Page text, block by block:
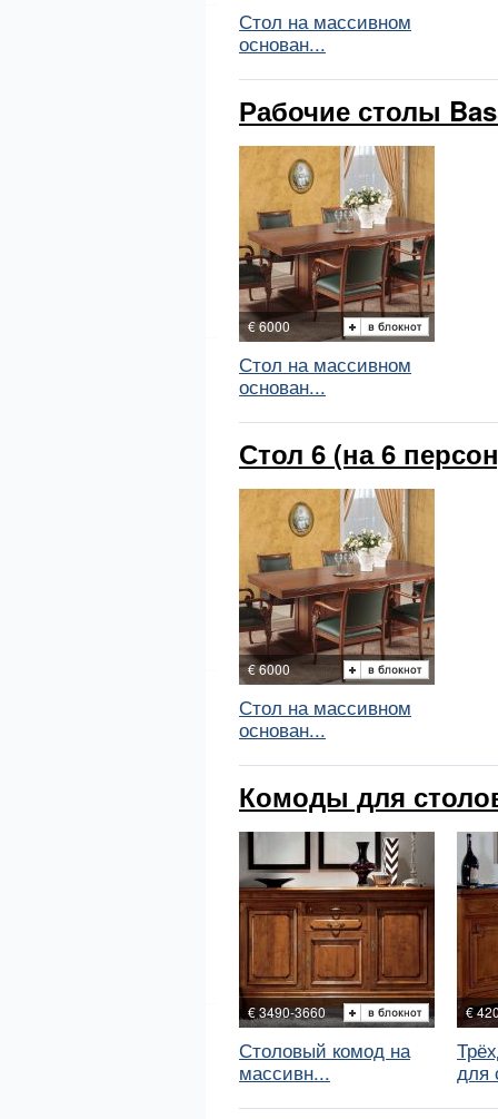
Стол на массивном
основан...
Рабочие столы
€ 6000
Стол на массивном
основан...
Стол 6 (на 6
€ 6000
Стол на массивном
основан...
Комоды для
€ 3490-3660
Столовый комод на
массивн...
€
для